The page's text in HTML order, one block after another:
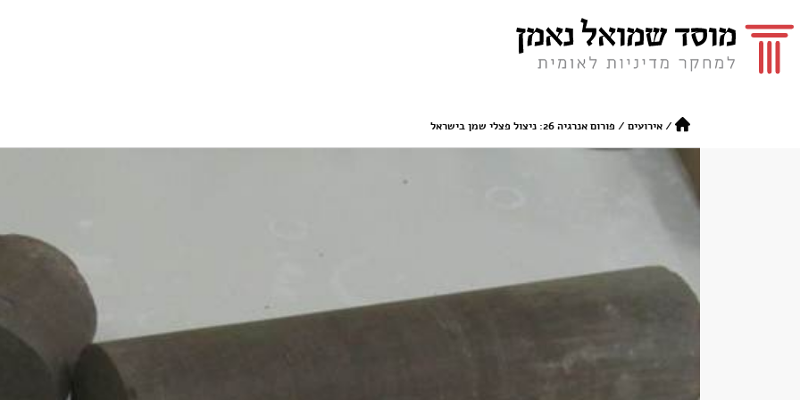
/אירועים / פורום אנרגיה 26: ניצול פצלי שמן בישראל